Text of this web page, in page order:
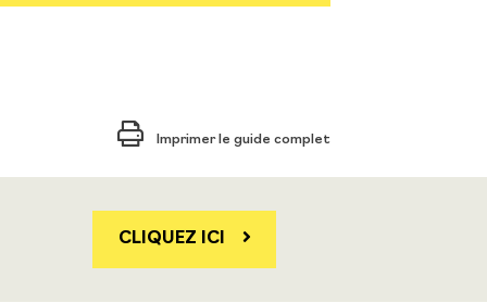
Imprimer le guide complet
CLIQUEZ ICI